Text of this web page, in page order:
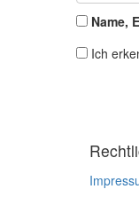
Name,
Ich